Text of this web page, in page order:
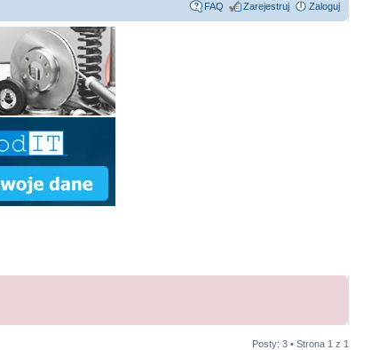
FAQ Zarejestruj Zaloguj
Posty: 3 • Strona 1 z 1